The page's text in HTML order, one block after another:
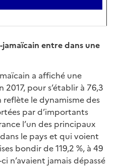
entre dans une
a affiché une
2017, pour s’établir à 76,3
reflète le dynamisme des
par d’importants
l’un des principaux
le pays et qui voient
bondir de 119,2 %, à 49
n’avaient jamais dépassé